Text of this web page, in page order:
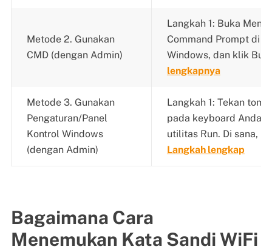
Metode 2. Gunakan
CMD (dengan Admin)
Langkah 1: Buka
Command Prompt di
Windows, dan klik
lengkapnya
Metode 3. Gunakan
Pengaturan/Panel
Kontrol Windows
(dengan Admin)
Langkah 1: Tekan
pada keyboard Anda
utilitas Run. Di sana,
Langkah lengkap
Bagaimana Cara
Menemukan Kata Sandi WiFi